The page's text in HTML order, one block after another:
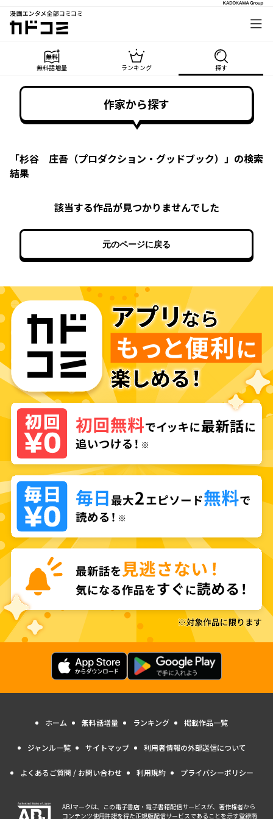
漫画エンタメ全部コミコミ
カドコミ
無料話増量 ランキング 探す
作家から探す
「杉谷 庄吾（プロダクション・グッドブック） 」の検索
結果
該当する作品が見つかりませんでした
元のページに戻る
ホーム 無料話増量 ランキング 掲載作品一覧
ジャンル一覧 サイトマップ 利用者情報の外部送信について
よくあるご質問 / お問い合わせ 利用規約 プライバシーポリシー
ABJマークは、この電子書店・電子書籍配信サービスが、著作権者から
コンテンツ使用許諾を得た正規版配信サービスであることを示す登録商